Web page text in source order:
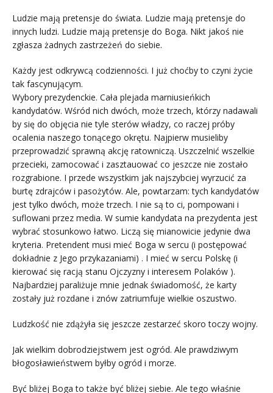
Ludzie mają pretensje do świata. Ludzie mają pretensje do
innych ludzi. Ludzie mają pretensje do Boga. Nikt jakoś nie
zgłasza żadnych zastrzeżeń do siebie.
Każdy jest odkrywcą codzienności. I już choćby to czyni życie
tak fascynującym.
Wybory prezydenckie. Cała plejada marniusieńkich
kandydatów. Wśród nich dwóch, może trzech, którzy nadawali
by się do objęcia nie tyle sterów władzy, co raczej próby
ocalenia naszego tonącego okrętu. Najpierw musieliby
przeprowadzić sprawną akcję ratowniczą. Uszczelnić wszelkie
przecieki, zamocować i zasztauować co jeszcze nie zostało
rozgrabione. I przede wszystkim jak najszybciej wyrzucić za
burtę zdrajców i pasożytów. Ale, powtarzam: tych kandydatów
jest tylko dwóch, może trzech. I nie są to ci, pompowani i
suflowani przez media. W sumie kandydata na prezydenta jest
wybrać stosunkowo łatwo. Liczą się mianowicie jedynie dwa
kryteria. Pretendent musi mieć Boga w sercu (i postępować
dokładnie z Jego przykazaniami) . I mieć w sercu Polskę (i
kierować się racją stanu Ojczyzny i interesem Polaków ).
Najbardziej paraliżuje mnie jednak świadomość, że karty
zostały już rozdane i znów zatriumfuje wielkie oszustwo.
Ludzkość nie zdążyła się jeszcze zestarzeć skoro toczy wojny.
Jak wielkim dobrodziejstwem jest ogród. Ale prawdziwym
błogosławieństwem byłby ogród i morze.
Być bliżej Boga to także być bliżej siebie. Ale tego właśnie